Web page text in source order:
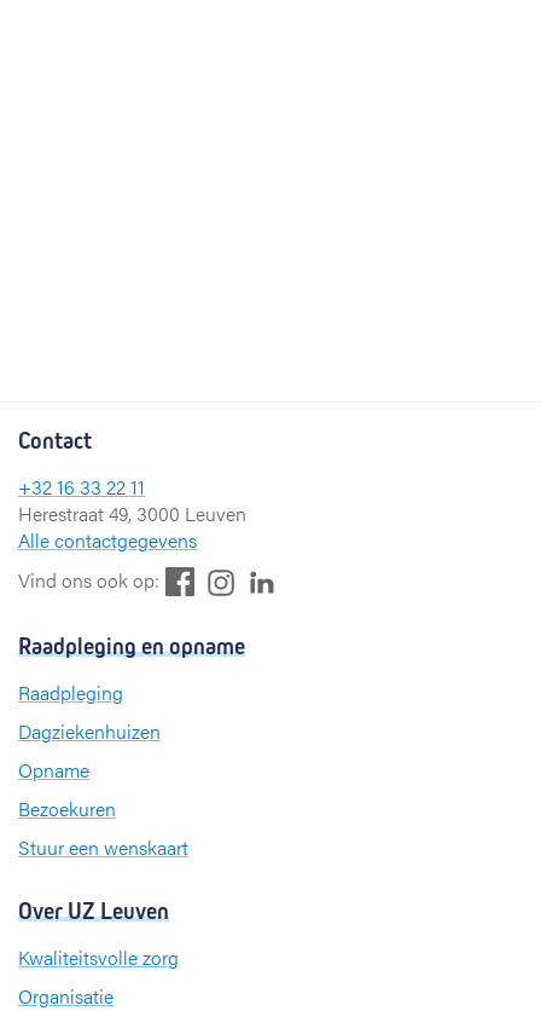
Contact
+32 16 33 22 11
Herestraat 49, 3000 Leuven
Alle contactgegevens
Vind ons ook op:
e
t
Raadpleging en opname
Raadpleging
Dagziekenhuizen
Opname
Bezoekuren
Stuur een wenskaart
Over UZ Leuven
Kwaliteitsvolle zorg
Organisatie